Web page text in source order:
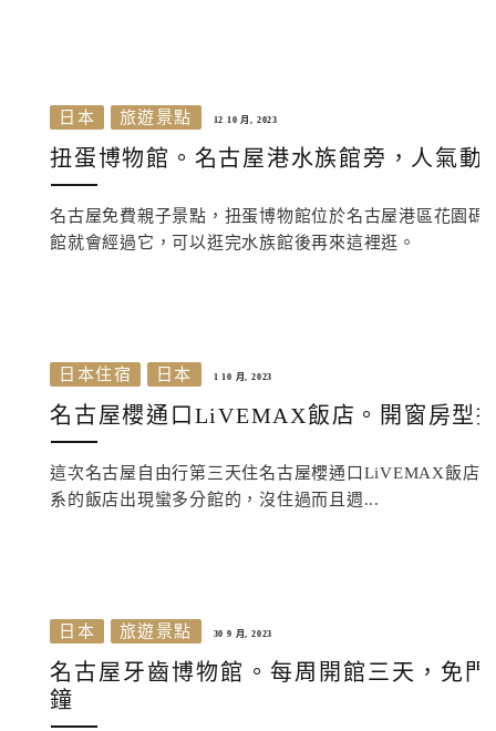
日本 旅遊景點 12 10 月, 2023
扭蛋博物館。名古屋港水族館旁，人氣
名古屋免費親子景點，扭蛋博物館位於名古屋港區花園
館就會經過它，可以逛完水族館後再來這裡逛。
日本住宿 日本 1 10 月, 2023
名古屋櫻通口LiVEMAX飯店。開窗房型
這次名古屋自由行第三天住名古屋櫻通口LiVEMAX飯店
系的飯店出現蠻多分館的，沒住過而且週...
日本 旅遊景點 30 9 月, 2023
名古屋牙齒博物館。每周開館三天，免
鐘